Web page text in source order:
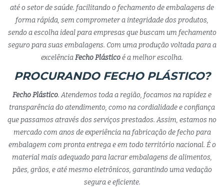
até o setor de saúde. facilitando o fechamento de embalagens de
forma rápida, sem comprometer a integridade dos produtos,
sendo a escolha ideal para empresas que buscam um fechamento
seguro para suas embalagens. Com uma produção voltada para a
excelênciaFecho Plásticoé a melhor escolha.
PROCURANDO FECHO PLÁSTICO?
Fecho Plástico. Atendemos toda a região, focamos na rapidez e
transparência do atendimento, como na cordialidade e confiança
que passamos através dos serviços prestados. Assim, estamos no
mercado com anos de experiência na fabricação de fecho para
embalagem com pronta entrega e em todo território nacional. É o
material mais adequado para lacrar embalagens de alimentos,
pães, grãos, e até mesmo eletrônicos, garantindo uma vedação
segura e eficiente.